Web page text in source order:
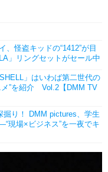
、怪盗キッドの“1412”が目
」リングセットがセール中
」はいわば第二世代の
メ”を紹介 Vol.2【DMM TV
掘り！ DMM pictures、学生
現場×ビジネス”を一夜でキ